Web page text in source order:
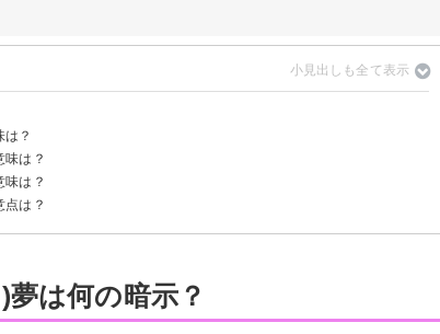
？
味は？
味は？
点は？
は何の暗示？